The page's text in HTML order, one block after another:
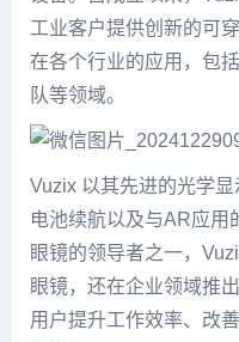
工业客户提供创新的可
在各个行业的应用，包
队等领域。
Vuzix 以其先进的光学
电池续航以及与AR应用
眼镜的领导者之一，
眼镜，还在企业领域推
用户提升工作效率、改